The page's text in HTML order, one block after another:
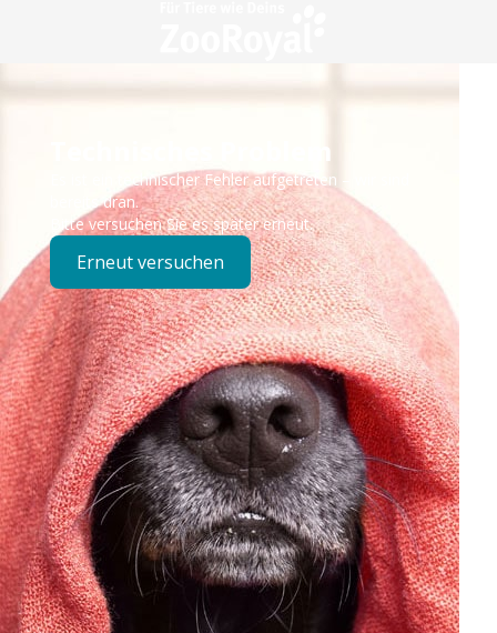
Technisches Problem
Es ist ein technischer Fehler aufgetreten – wir sind
bereits dran.
Bitte versuchen Sie es später erneut.
Erneut versuchen